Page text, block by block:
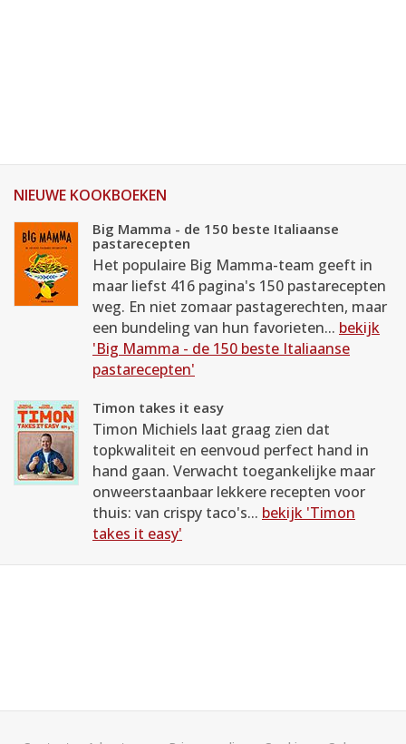
NIEUWE KOOKBOEKEN
Big Mamma - de 150 beste Italiaanse
pastarecepten
Het populaire Big Mamma-team geeft in
maar liefst 416 pagina's 150 pastarecepten
weg. En niet zomaar pastagerechten, maar
een bundeling van hun favorieten... bekijk
'Big Mamma - de 150 beste Italiaanse
pastarecepten'
Timon takes it easy
Timon Michiels laat graag zien dat
topkwaliteit en eenvoud perfect hand in
hand gaan. Verwacht toegankelijke maar
onweerstaanbaar lekkere recepten voor
thuis: van crispy taco's... bekijk 'Timon
takes it easy'